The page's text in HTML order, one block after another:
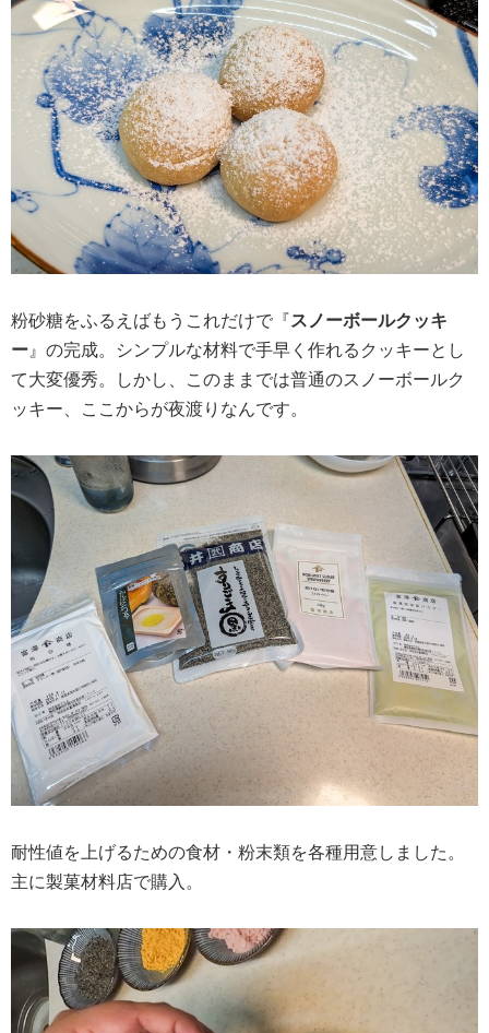
粉砂糖をふるえばもうこれだけで『スノーボールクッキ
ー』の完成。シンプルな材料で手早く作れるクッキーとし
て大変優秀。しかし、このままでは普通のスノーボールク
ッキー、ここからが夜渡りなんです。
耐性値を上げるための食材・粉末類を各種用意しました。
主に製菓材料店で購入。